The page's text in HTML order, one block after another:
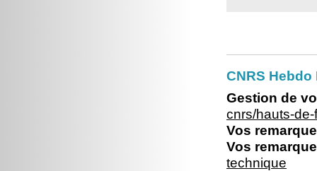
CNRS
Gestion de
cnrs/hauts-
Vos
Vos
technique